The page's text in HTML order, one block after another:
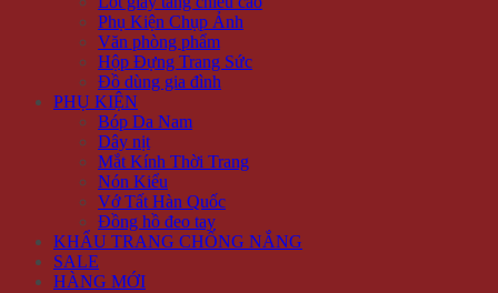
Phụ Kiện Chụp Ảnh
Văn phòng phẩm
Hộp Đựng Trang Sức
Đồ dùng gia đình
PHỤ KIỆN
Bóp Da Nam
Dây nịt
Mắt Kính Thời Trang
Nón Kiểu
Vớ Tất Hàn Quốc
Đồng hồ đeo tay
KHẨU TRANG CHỐNG NẮNG
SALE
HÀNG MỚI